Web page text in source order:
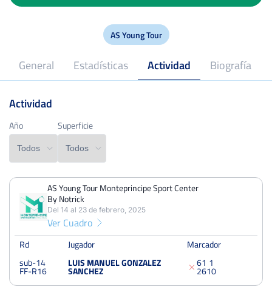
AS Young Tour
General Estadísticas Actividad Biografía
Edad
Club REAL SOCIEDAD CLUB DE CAMPO DE MURCIA
Posición territorial *
Federación* FEDERACION DE TENIS DE LA REGION DE
MURCIA
Puntos RFET
Año Superficie
PERDIDOSPARTIDOS GANADOS
1
PERDIDOS SETS
2
PERDIDOS JUEGOS GANADOS
18 26 8
Actividad
Año Superficie
AS Young Tour Monteprincipe Sport Center
By Notrick
Del 14 al 23 de febrero, 2025
Ver Cuadro
Rd Jugador
Marcador
sub-14
FF-R16
LUIS MANUEL GONZALEZ
SANCHEZ
6
2
1
6
1
10